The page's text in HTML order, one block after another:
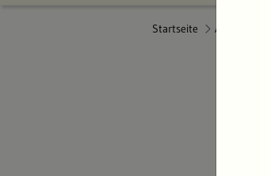
Startseite Abo-Service